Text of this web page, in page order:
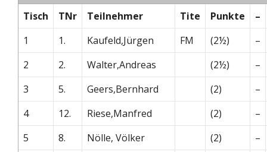
Tisch
TNr Teilnehmer Tite Punkte
–
1
1. Kaufeld,Jürgen FM (2½)
–
2
2. Walter,Andreas (2½)
–
3
5. Geers,Bernhard (2)
–
4
12. Riese,Manfred (2)
–
5
8. Nölle, Völker (2)
–